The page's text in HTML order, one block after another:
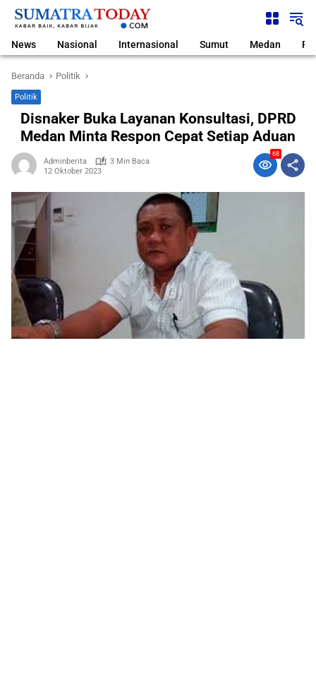
Langsung
News Nasional Internasional Sumut Medan
Beranda Politik
Politik
Disnaker Buka Layanan Konsultasi, DPRD
Medan Minta Respon Cepat Setiap Aduan
Adminberita
3 Min Baca
12 Oktober 2023
68